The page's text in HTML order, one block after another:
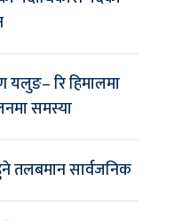
रि हिमालमा
समस्या
तलबमान सार्वजनिक